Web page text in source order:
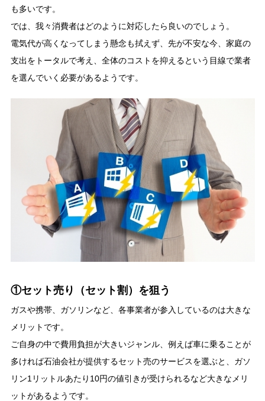
も多いです。
では、我々消費者はどのように対応したら良いのでしょう。
電気代が高くなってしまう懸念も拭えず、先が不安な今、家庭の
支出をトータルで考え、全体のコストを抑えるという目線で業者
を選んでいく必要があるようです。
①セット売り（セット割）を狙う
ガスや携帯、ガソリンなど、各事業者が参入しているのは大きな
メリットです。
ご自身の中で費用負担が大きいジャンル、例えば車に乗ることが
多ければ石油会社が提供するセット売のサービスを選ぶと、ガソ
リン1リットルあたり10円の値引きが受けられるなど大きなメリ
ットがあるようです。